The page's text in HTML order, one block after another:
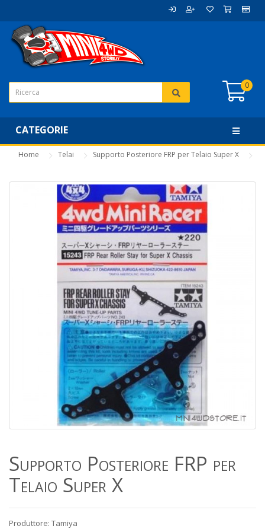
0
CATEGORIE
Home Telai Supporto Posteriore FRP per Telaio Super X
Supporto Posteriore FRP per
Telaio Super X
Produttore: Tamiya